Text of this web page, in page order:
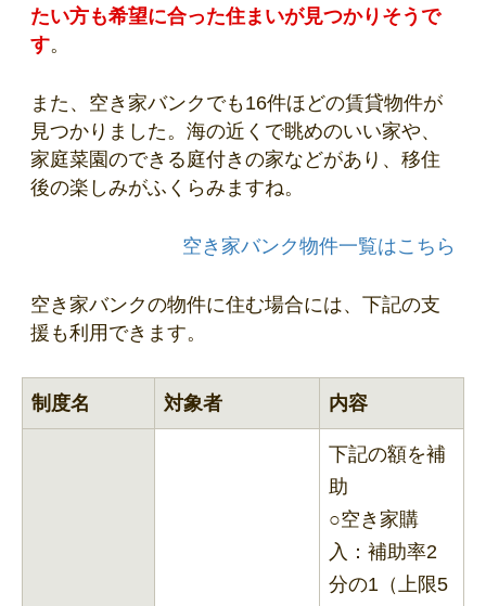
たい方も希望に合った住まいが見つかりそうで
す。
また、空き家バンクでも16件ほどの賃貸物件が
見つかりました。海の近くで眺めのいい家や、
家庭菜園のできる庭付きの家などがあり、移住
後の楽しみがふくらみますね。
空き家バンク物件一覧はこちら
空き家バンクの物件に住む場合には、下記の支
援も利用できます。
制度名 対象者 内容
下記の額を補
助
○空き家購
入：補助率2
分の1（上限5